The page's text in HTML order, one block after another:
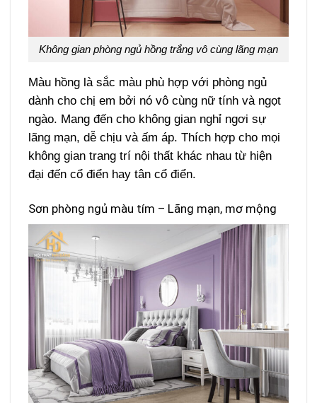
Không gian phòng ngủ hồng trắng vô cùng lãng mạn
Màu hồng là sắc màu phù hợp với phòng ngủ
dành cho chị em bởi nó vô cùng nữ tính và ngọt
ngào. Mang đến cho không gian nghỉ ngơi sự
lãng mạn, dễ chịu và ấm áp. Thích hợp cho mọi
không gian trang trí nội thất khác nhau từ hiện
đại đến cổ điển hay tân cổ điển.
Sơn phòng ngủ màu tím – Lãng mạn, mơ mộng